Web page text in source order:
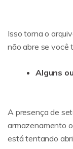
Isso torna o
não abre se você
Alguns
A presença de
armazenamento
está tentando